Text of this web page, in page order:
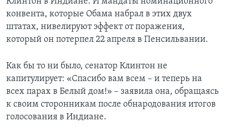
конвента, которые Обама набрал в этих двух
штатах, нивелируют эффект от поражения,
который он потерпел 22 апреля в Пенсильвании.
Как бы то ни было, сенатор Клинтон не
капитулирует: «Спасибо вам всем – и теперь на
всех парах в Белый дом!» – заявила она, обращаясь
к своим сторонникам после обнародования итогов
голосования в Индиане.